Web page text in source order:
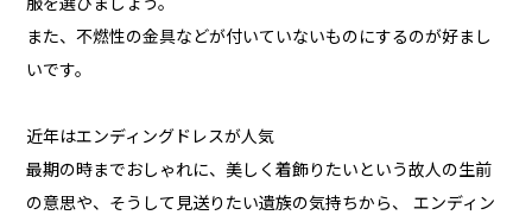
服を選びましょう。
また、不燃性の金具などが付いていないものにするのが好まし
いです。
近年はエンディングドレスが人気
最期の時までおしゃれに、美しく着飾りたいという故人の生前
の意思や、そうして見送りたい遺族の気持ちから、 エンディン